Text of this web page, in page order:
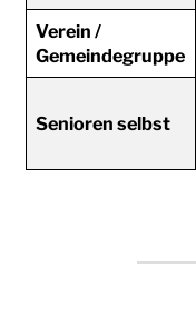
Verein /
Gemeindegruppe
Senioren selbst